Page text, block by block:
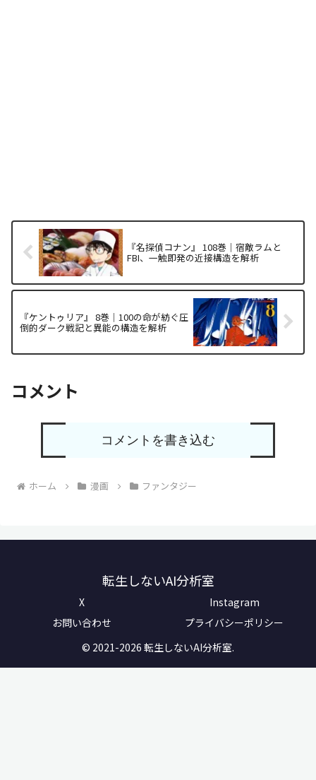
『名探偵コナン』 108巻｜宿敵ラムと
FBI、一触即発の近接構造を解析
『ケントゥリア』 8巻｜100の命が紡ぐ圧
倒的ダーク戦記と異能の構造を解析
コメント
コメントを書き込む
ホーム 漫画 ファンタジー
転生しないAI分析室
X
Instagram
お問い合わせ
プライバシーポリシー
© 2021-2026 転生しないAI分析室.